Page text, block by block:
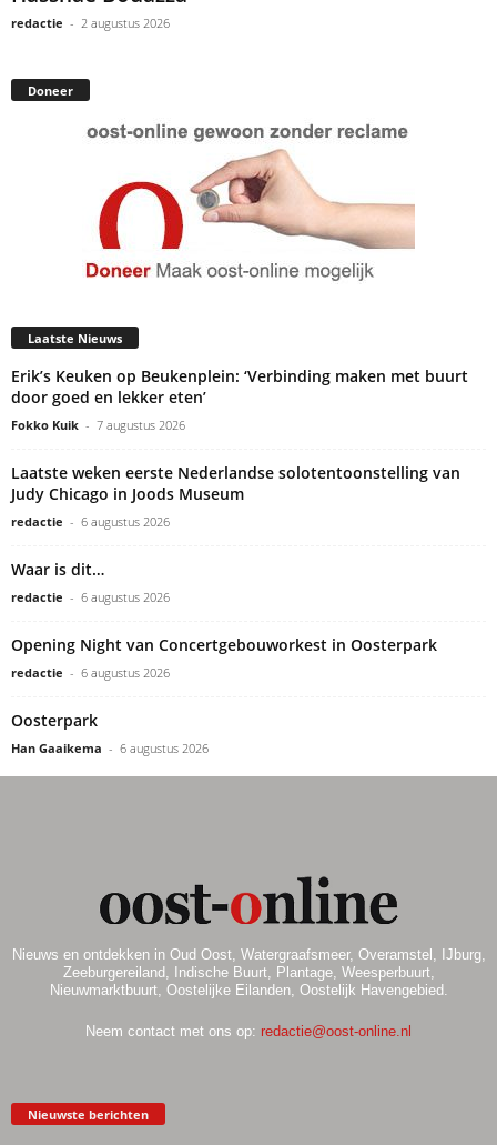
redactie - 2 augustus 2026
Doneer
Laatste Nieuws
Erik’s Keuken op Beukenplein: ‘Verbinding maken met buurt
door goed en lekker eten’
Fokko Kuik - 7 augustus 2026
Laatste weken eerste Nederlandse solotentoonstelling van
Judy Chicago in Joods Museum
redactie - 6 augustus 2026
Waar is dit…
redactie - 6 augustus 2026
Opening Night van Concertgebouworkest in Oosterpark
redactie - 6 augustus 2026
Oosterpark
Han Gaaikema - 6 augustus 2026
Nieuws en ontdekken in Oud Oost, Watergraafsmeer, Overamstel, IJburg,
Zeeburgereiland, Indische Buurt, Plantage, Weesperbuurt,
Nieuwmarktbuurt, Oostelijke Eilanden, Oostelijk Havengebied.
Neem contact met ons op: redactie@oost-online.nl
Nieuwste berichten